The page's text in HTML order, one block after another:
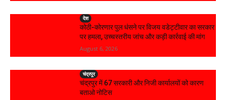
देश
कोठी-कोरणार पुल धंसने पर विजय वडेट्टीवार का सरकार
पर हमला, उच्चस्तरीय जांच और कड़ी कार्रवाई की मांग
August 6, 2026
चंद्रपूर
चंद्रपुर में 67 सरकारी और निजी कार्यालयों को कारण
बताओ नोटिस